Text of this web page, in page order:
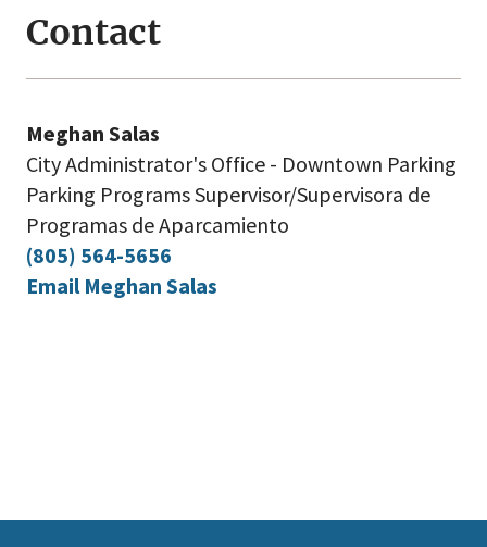
Contact
Meghan Salas
City Administrator's Office - Downtown Parking
Parking Programs Supervisor/Supervisora de
Programas de Aparcamiento
(805) 564-5656
Email Meghan Salas